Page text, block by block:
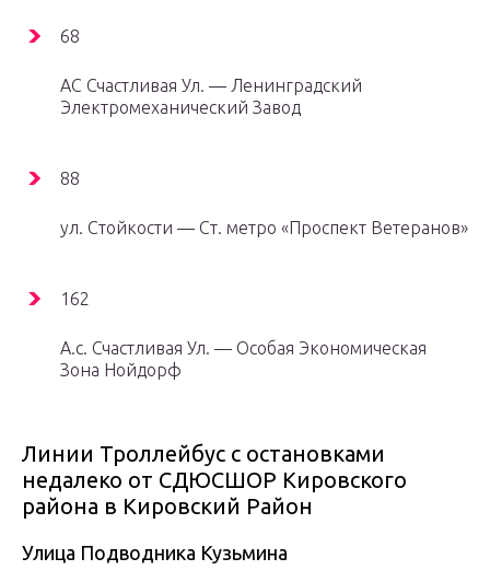
68
АС Счастливая Ул. — Ленинградский
Электромеханический Завод
88
ул. Стойкости — Ст. метро «Проспект Ветеранов»
162
А.с. Счастливая Ул. — Особая Экономическая
Зона Нойдорф
Линии Троллейбус с остановками
недалеко от СДЮСШОР Кировского
района в Кировский Район
Улица Подводника Кузьмина